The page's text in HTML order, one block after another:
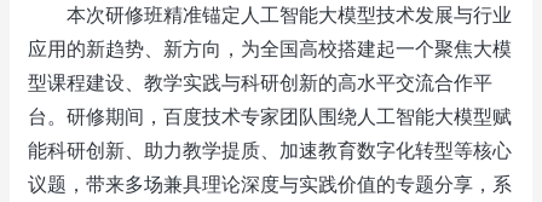
本次研修班精准锚定人工智能大模型技术发展与行业
应用的新趋势、新方向，为全国高校搭建起一个聚焦大模
型课程建设、教学实践与科研创新的高水平交流合作平
台。研修期间，百度技术专家团队围绕人工智能大模型赋
能科研创新、助力教学提质、加速教育数字化转型等核心
议题，带来多场兼具理论深度与实践价值的专题分享，系